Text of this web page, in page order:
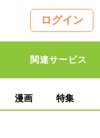
ログイン
関連サービス
漫画 特集